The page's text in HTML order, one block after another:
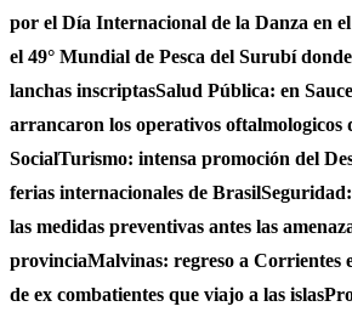
por el Día Internacional de la Danza en
el 49° Mundial de Pesca del Surubí
lanchas inscriptasSalud Pública: en
arrancaron los operativos oftalmologicos
SocialTurismo: intensa promoción del
ferias internacionales de Brasil
las medidas preventivas antes las
provinciaMalvinas: regreso a Corrientes
de ex combatientes que viajo a las islas